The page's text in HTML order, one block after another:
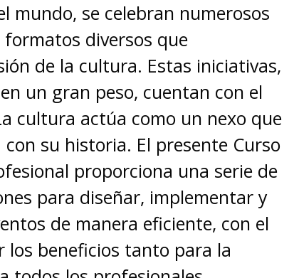
mundo, se celebran numerosos
diversos que
de la cultura. Estas iniciativas,
un gran peso, cuentan con el
cultura actúa como un nexo que
su historia. El presente Curso
proporciona una serie de
para diseñar, implementar y
de manera eficiente, con el
los beneficios tanto para la